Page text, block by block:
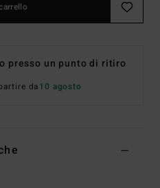
presso un punto di ritiro
da10 agosto